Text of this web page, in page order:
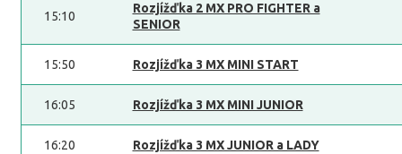
15:10
Rozjížďka 2 MX PRO FIGHTER a
SENIOR
15:50 Rozjížďka 3 MX MINI START
16:05 Rozjížďka 3 MX MINI JUNIOR
16:20 Rozjížďka 3 MX JUNIOR a LADY